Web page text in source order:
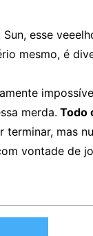
esse
mesmo, é
merda. Todo
mas
vontade de